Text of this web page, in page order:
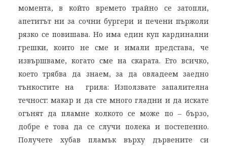
момента, в който времето трайно се затопли,
апетитът ни за сочни бургери и печени пържоли
рязко се повишава. Но има един куп кардинални
грешки, които не сме и имали представа, че
извършваме, когато сме на скарата. Ето всичко,
което трябва да знаем, за да овладеем заедно
тънкостите на грила: Използвате запалителна
течност: макар и да сте много гладни и да искате
огънят да пламне колкото се може по – бързо,
добре е това да се случи полека и постепенно.
Получете хубав пламък върху дървените си